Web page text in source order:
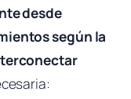
desde
según la